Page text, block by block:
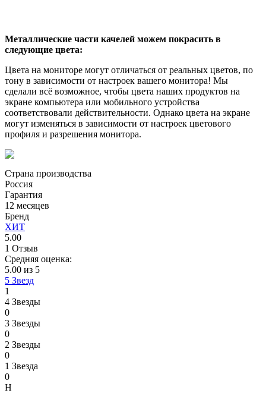
Металлические части качелей можем покрасить в
следующие цвета:
Цвета на мониторе могут отличаться от реальных цветов, по
тону в зависимости от настроек вашего монитора! Мы
сделали всё возможное, чтобы цвета наших продуктов на
экране компьютера или мобильного устройства
соответствовали действительности. Однако цвета на экране
могут изменяться в зависимости от настроек цветового
профиля и разрешения монитора.
Страна производства
Россия
Гарантия
12 месяцев
Бренд
ХИТ
5.00
1 Отзыв
Средняя оценка:
5.00 из 5
5 Звезд
1
4 Звезды
0
3 Звезды
0
2 Звезды
0
1 Звезда
0
Н